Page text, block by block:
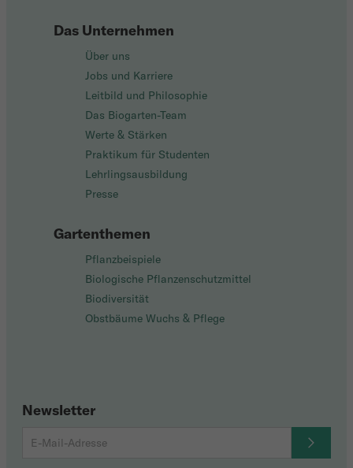
Das Unternehmen
Über uns
Jobs und Karriere
Leitbild und Philosophie
Das Biogarten-Team
Werte & Stärken
Praktikum für Studenten
Lehrlingsausbildung
Presse
Gartenthemen
Pflanzbeispiele
Biologische Pflanzenschutzmittel
Biodiversität
Obstbäume Wuchs & Pflege
Newsletter